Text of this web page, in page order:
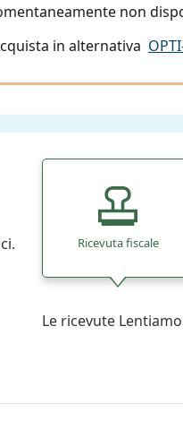
non
in alternativa
Ricevuta fiscale
Le ricevute